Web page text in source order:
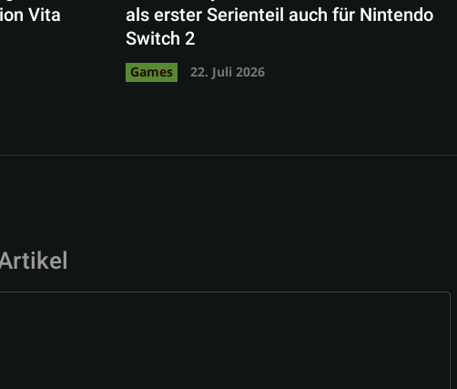
Vita
als erster Serienteil auch für Nintendo
Switch 2
Games 22. Juli 2026